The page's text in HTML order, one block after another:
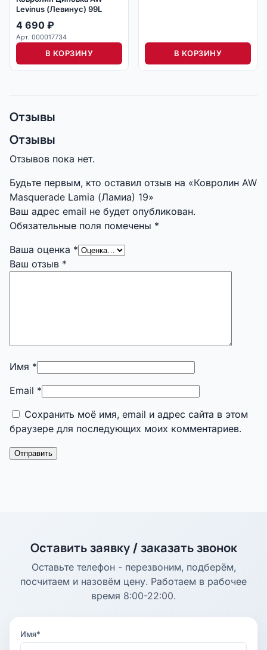
Levinus (Левинус) 99L
4 690 ₽
Арт. 000017734
В КОРЗИНУ В КОРЗИНУ
Отзывы
Отзывы
Отзывов пока нет.
Будьте первым, кто оставил отзыв на «Ковролин AW
Masquerade Lamia (Ламиа) 19»
Ваш адрес email не будет опубликован.
Обязательные поля помечены *
Ваша оценка *
Ваш отзыв *
Имя *
Email *
Сохранить моё имя, email и адрес сайта в этом
браузере для последующих моих комментариев.
Оставить заявку / заказать звонок
Оставьте телефон - перезвоним, подберём,
посчитаем и назовём цену. Работаем в рабочее
время 8:00-22:00.
Имя*